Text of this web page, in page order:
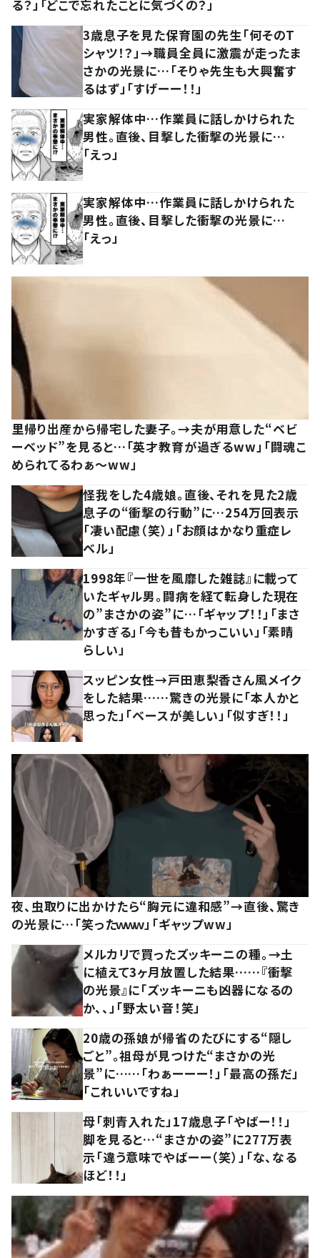
る？」「どこで忘れたことに気づくの？」
3歳息子を見た保育園の先生「何そのT
シャツ！？」→職員全員に激震が走ったま
さかの光景に…「そりゃ先生も大興奮す
るはず」「すげーー！！」
実家解体中…作業員に話しかけられた
男性。直後、目撃した衝撃の光景に…
「えっ」
実家解体中…作業員に話しかけられた
男性。直後、目撃した衝撃の光景に…
「えっ」
里帰り出産から帰宅した妻子。→夫が用意した“ベビ
ーベッド”を見ると…「英才教育が過ぎるww」「闘魂こ
められてるわぁ～ww」
怪我をした4歳娘。直後、それを見た2歳
息子の“衝撃の行動”に…254万回表示
「凄い配慮（笑）」「お顔はかなり重症レ
ベル」
1998年『一世を風靡した雑誌』に載って
いたギャル男。闘病を経て転身した現在
の”まさかの姿”に…「ギャップ！！」「まさ
かすぎる」「今も昔もかっこいい」「素晴
らしい」
スッピン女性→戸田恵梨香さん風メイク
をした結果……驚きの光景に「本人かと
思った」「ベースが美しい」「似すぎ！！」
夜、虫取りに出かけたら“胸元に違和感”→直後、驚き
の光景に…「笑ったｗｗｗ」「ギャップww」
メルカリで買ったズッキーニの種。→土
に植えて3ヶ月放置した結果……『衝撃
の光景』に「ズッキーニも凶器になるの
か、、」「野太い音！笑」
20歳の孫娘が帰省のたびにする“隠し
ごと”。祖母が見つけた“まさかの光
景”に……「わぁーーー！」「最高の孫だ」
「これいいですね」
母「刺青入れた」17歳息子「やばー！！」
脚を見ると…“まさかの姿”に277万表
示「違う意味でやばーー（笑）」「な、なる
ほど！！」